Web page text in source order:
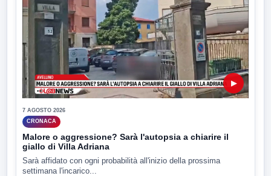
▶
7 AGOSTO 2026
CRONACA
Malore o aggressione? Sarà l'autopsia a chiarire il
giallo di Villa Adriana
Sarà affidato con ogni probabilità all'inizio della prossima
settimana l'incarico...